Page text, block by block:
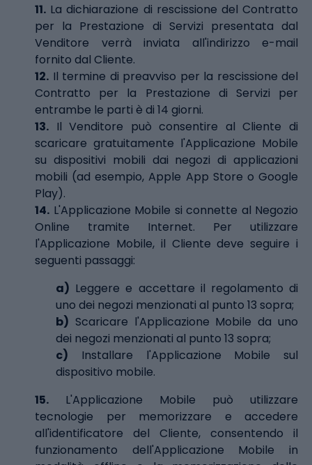
11. La dichiarazione di rescissione del Contratto
per la Prestazione di Servizi presentata dal
Venditore verrà inviata all'indirizzo e-mail
fornito dal Cliente.
12. Il termine di preavviso per la rescissione del
Contratto per la Prestazione di Servizi per
entrambe le parti è di 14 giorni.
13. Il Venditore può consentire al Cliente di
scaricare gratuitamente l'Applicazione Mobile
su dispositivi mobili dai negozi di applicazioni
mobili (ad esempio, Apple App Store o Google
Play).
14. L'Applicazione Mobile si connette al Negozio
Online tramite Internet. Per utilizzare
l'Applicazione Mobile, il Cliente deve seguire i
seguenti passaggi:
a) Leggere e accettare il regolamento di
uno dei negozi menzionati al punto 13 sopra;
b) Scaricare l'Applicazione Mobile da uno
dei negozi menzionati al punto 13 sopra;
c) Installare l'Applicazione Mobile sul
dispositivo mobile.
15. L'Applicazione Mobile può utilizzare
tecnologie per memorizzare e accedere
all'identificatore del Cliente, consentendo il
funzionamento dell'Applicazione Mobile in